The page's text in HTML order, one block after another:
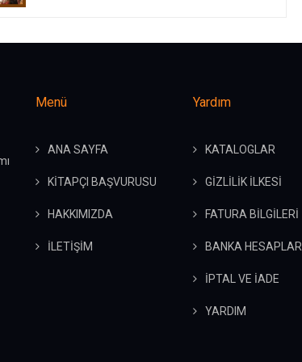
Menü
ANA SAYFA
KİTAPÇI BAŞVURUSU
HAKKIMIZDA
İLETİŞİM
Yardım
KATALOGLAR
GİZLİLİK İLKESİ
FATURA BİLGİLERİ
BANKA HESAPLARI
İPTAL VE İADE
YARDIM